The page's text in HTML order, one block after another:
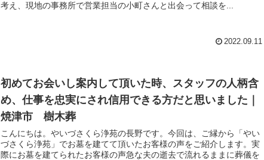
考え、現地の事務所で営業担当の小町さんと出会って相談を...
2022.09.11
初めてお会いし案内して頂いた時、スタッフの人柄含
め、仕事を忠実にされ信用できる方だと思いました｜
焼津市 樹木葬
こんにちは。やいづさくら浄苑の長野です。今回は、ご縁から「やい
づさくら浄苑」でお墓を建てて頂いたお客様の声をご紹介します。実
際にお墓を建てられたお客様の声急な夫の逝去で流れるままに葬儀を